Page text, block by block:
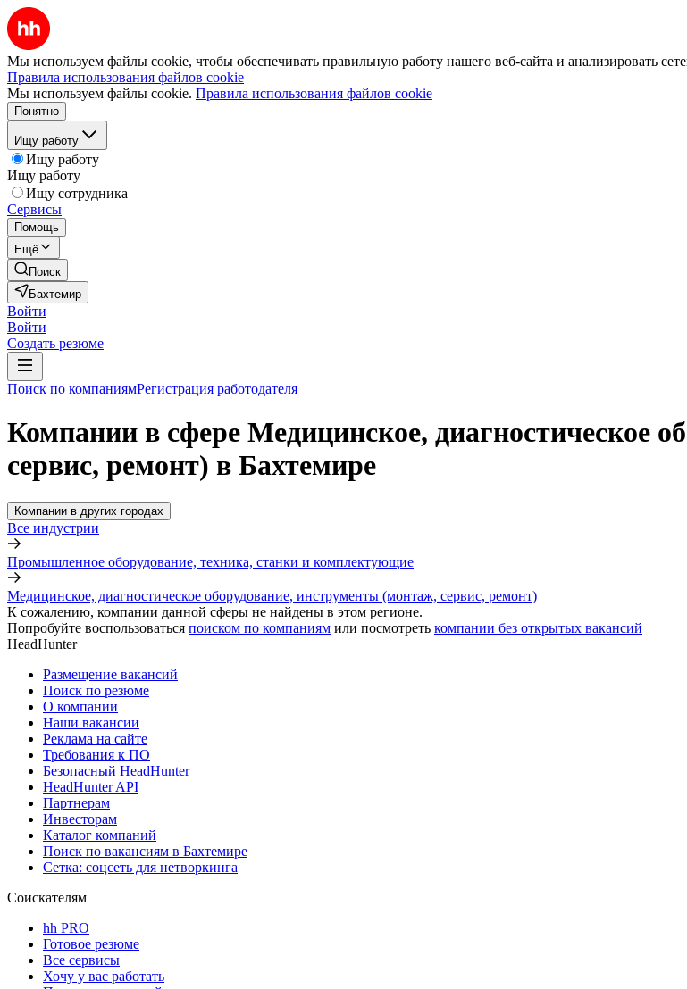
Мы используем файлы cookie, чтобы обеспечивать правильную работу нашего веб-сайта и анализировать
Правила использования файлов cookie
Мы используем файлы cookie. Правила использования файлов cookie
Понятно
Ищу работу
Ищу работу
Ищу работу
Ищу сотрудника
Сервисы
Помощь
Ещё
Поиск
Бахтемир
Войти
Войти
Создать резюме
Поиск по компаниямРегистрация работодателя
Компании в сфере Медицинское, диагностическое
сервис, ремонт) в Бахтемире
Компании в других городах
Все индустрии
Промышленное оборудование, техника, станки и комплектующие
Медицинское, диагностическое оборудование, инструменты (монтаж, сервис, ремонт)
К сожалению, компании данной сферы не найдены в этом регионе.
Попробуйте воспользоваться поиском по компаниям или посмотреть компании без открытых вакансий
HeadHunter
Размещение вакансий
Поиск по резюме
О компании
Наши вакансии
Реклама на сайте
Требования к ПО
Безопасный HeadHunter
HeadHunter API
Партнерам
Инвесторам
Каталог компаний
Поиск по вакансиям в Бахтемире
Сетка: соцсеть для нетворкинга
Соискателям
hh PRO
Готовое резюме
Все сервисы
Хочу у вас работать